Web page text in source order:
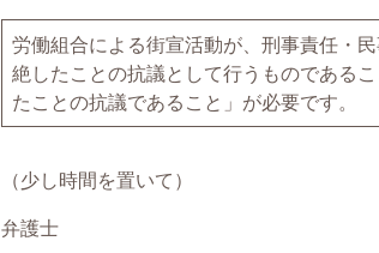
労働組合による街宣活動が、刑事責任・
絶したことの抗議として行うものである
たことの抗議であること」が必要です。
（少し時間を置いて）
弁護士